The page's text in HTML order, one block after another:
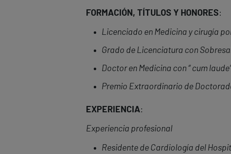
FORMACIÓN, TÍ TULOS Y HONORES:
Licenciado en Medicina y cirugía
Grado de Licenciatura con
Doctor en Medicina con “ cum
Premio Extraordinario de
EXPERIENCIA:
Experiencia profesional
Residente de Cardiología del